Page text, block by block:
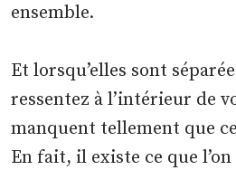
ensemble.
Et lorsqu’elles sont
ressentez à l’intérieur de
manquent tellement que
En fait, il existe ce que